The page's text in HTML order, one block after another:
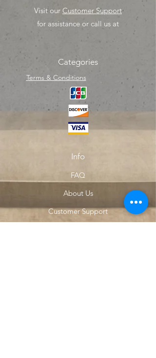
Visit our Customer Support
for assistance or call us at
Categories
Terms & Conditions
Info
FAQ
About Us
Customer Support